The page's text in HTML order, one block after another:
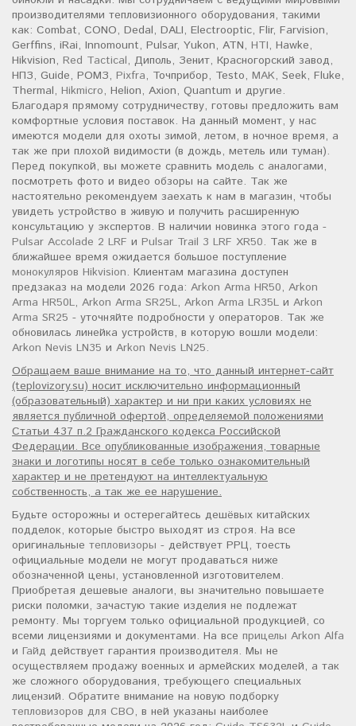
производителями тепловизионного оборудования, такими
как: Combat, CONO, Dedal, DALI, Electrooptic, Flir, Farvision,
Gerffins, iRai, Innomount, Pulsar, Yukon, ATN, HTI, Hawke,
Hikvision, Red Tactical, Диполь, Зенит, Красногорский завод,
НПЗ, Guide, РОМЗ, Pixfra, Точприбор, Testo, MAK, Seek, Fluke,
Thermal, Hikmicro, Helion, Axion, Quantum и другие.
Благодаря прямому сотрудничеству, готовы предложить вам
комфортные условия поставок. На данный момент, у нас
имеются модели для охоты зимой, летом, в ночное время, а
так же при плохой видимости (в дождь, метель или туман).
Перед покупкой, вы можете сравнить модель с аналогами,
посмотреть фото и видео обзоры на сайте. Так же
настоятельно рекомендуем заехать к нам в магазин, чтобы
увидеть устройство в живую и получить расширенную
консультацию у экспертов. В наличии новинка этого года -
Pulsar Accolade 2 LRF и Pulsar Trail 3 LRF XR50. Так же в
ближайшее время ожидается большое поступление
монокуляров Hikvision. Клиентам магазина доступен
предзаказ на модели 2026 года: Arkon Arma HR50, Arkon
Arma HR50L, Arkon Arma SR25L, Arkon Arma LR35L и Arkon
Arma SR25 - уточняйте подробности у операторов. Так же
обновилась линейка устройств, в которую вошли модели:
Arkon Nevis LN35 и Arkon Nevis LN25.
Обращаем ваше внимание на то, что данный интернет-сайт
(teplovizory.su) носит исключительно информационный
(образовательный) характер и ни при каких условиях не
является публичной офертой, определяемой положениями
Статьи 437 п.2 Гражданского кодекса Российской
Федерации. Все опубликованные изображения, товарные
знаки и логотипы носят в себе только ознакомительный
характер и не претендуют на интеллектуальную
собственность, а так же ее нарушение.
Будьте осторожны и остерегайтесь дешёвых китайских
подделок, которые быстро выходят из строя. На все
оригинальные тепловизоры - действует РРЦ, тоесть
официальные модели не могут продаваться ниже
обозначенной цены, установленной изготовителем.
Приобретая дешевые аналоги, вы значительно повышаете
риски поломки, зачастую такие изделия не подлежат
ремонту. Мы торгуем только официальной продукцией, со
всеми лицензиями и документами. На все прицелы Arkon Alfa
и Гайд действует гарантия производителя. Мы не
осуществляем продажу военных и армейских моделей, а так
же сложного оборудования, требующего специальных
лицензий. Обратите внимание на новую подборку
тепловизоров для СВО, в ней указаны наиболее